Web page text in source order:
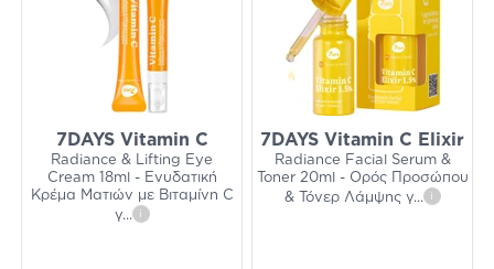
7DAYS Vitamin C
Radiance & Lifting Eye
Cream 18ml - Ενυδατική
Κρέμα Ματιών με Βιταμίνη C
γ... i
7DAYS Vitamin C Elixir
Radiance Facial Serum &
Toner 20ml - Ορός Προσώπου
& Τόνερ Λάμψης γ... i